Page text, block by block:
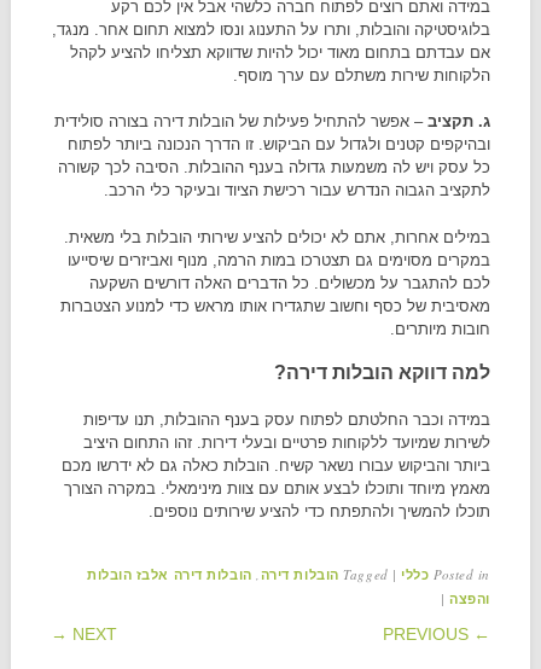
במידה ואתם רוצים לפתוח חברה כלשהי אבל אין לכם רקע
בלוגיסטיקה והובלות, ותרו על התענוג ונסו למצוא תחום אחר. מנגד,
אם עבדתם בתחום מאוד יכול להיות שדווקא תצליחו להציע לקהל
הלקוחות שירות משתלם עם ערך מוסף.
ג. תקציב– אפשר להתחיל פעילות של הובלות דירה בצורה סולידית
ובהיקפים קטנים ולגדול עם הביקוש. זו הדרך הנכונה ביותר לפתוח
כל עסק ויש לה משמעות גדולה בענף ההובלות. הסיבה לכך קשורה
לתקציב הגבוה הנדרש עבור רכישת הציוד ובעיקר כלי הרכב.
במילים אחרות, אתם לא יכולים להציע שירותי הובלות בלי משאית.
במקרים מסוימים גם תצטרכו במות הרמה, מנוף ואביזרים שיסייעו
לכם להתגבר על מכשולים. כל הדברים האלה דורשים השקעה
מאסיבית של כסף וחשוב שתגדירו אותו מראש כדי למנוע הצטברות
חובות מיותרים.
למה דווקא הובלות דירה?
במידה וכבר החלטתם לפתוח עסק בענף ההובלות, תנו עדיפות
לשירות שמיועד ללקוחות פרטיים ובעלי דירות. זהו התחום היציב
ביותר והביקוש עבורו נשאר קשיח. הובלות כאלה גם לא ידרשו מכם
מאמץ מיוחד ותוכלו לבצע אותם עם צוות מינימאלי. במקרה הצורך
תוכלו להמשיך ולהתפתח כדי להציע שירותים נוספים.
Posted in כללי |
Tagged הובלות דירה
הובלות דירה אלבז הובלות
והפצה |
POST NAVIGATION
← PREVIOUS
NEXT →